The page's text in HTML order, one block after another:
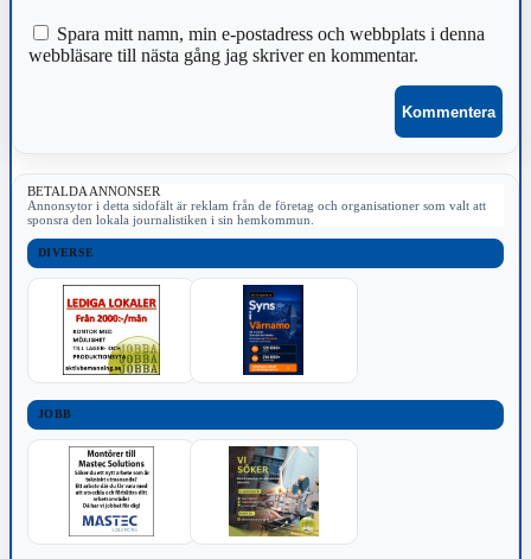
Spara mitt namn, min e-postadress och webbplats i denna
webbläsare till nästa gång jag skriver en kommentar.
BETALDA ANNONSER
Annonsytor i detta sidofält är reklam från de företag och organisationer som valt att
sponsra den lokala journalistiken i sin hemkommun.
DIVERSE
JOBB